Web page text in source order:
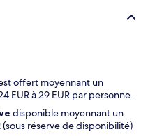
offert moyennant un
EUR à 29 EUR par personne.
disponible moyennant un
réserve de disponibilité)